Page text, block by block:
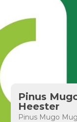
Pinus
Heester
Pinus Mugo